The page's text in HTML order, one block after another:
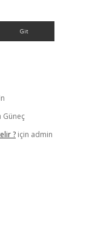
Güneç
? için admin